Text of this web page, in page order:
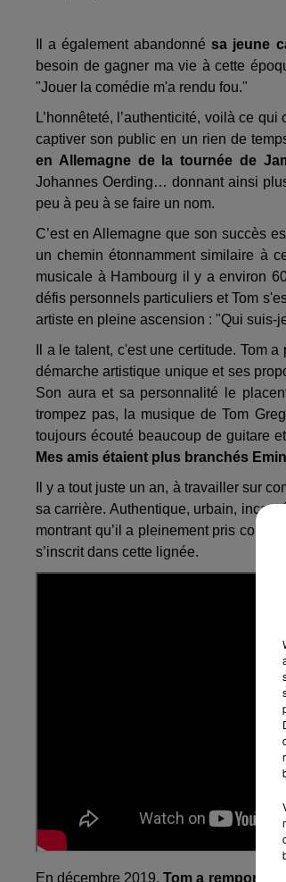
Il a également abandonnésa jeune
besoin de gagner ma vie à cette
"Jouer la comédie m'a rendu fou."
L’honnêteté, l’authenticité, voilà ce
captiver son public en un rien de
en Allemagne de la tournée de
Johannes Oerding… donnant ainsi
peu à peu à se faire un nom.
C’est en Allemagne que son succès
un chemin étonnamment similaire à
musicale à Hambourg il y a environ
défis personnels particuliers et Tom
artiste en pleine ascension : "Qui suis-
Il a le talent, c'est une certitude. Tom
démarche artistique unique et ses
Son aura et sa personnalité le
trompez pas, la musique de Tom
toujours écouté beaucoup de guitare
Mes amis étaient plus branchés
Il y a tout juste un an, à travailler sur
sa carrière. Authentique, urbain,
montrant qu’il a pleinement pris
s’inscrit dans cette lignée.
En décembre 2019,Tom a remporté